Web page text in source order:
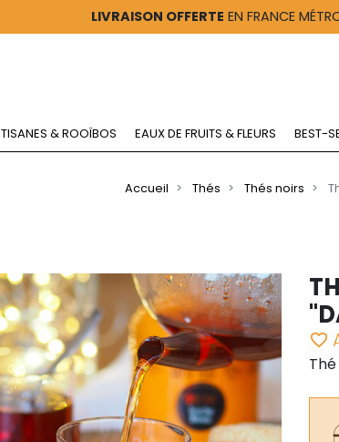
LIVRAISON OFFERTE EN FRANCE
TISANES & ROOÏBOS EAUX DE FRUITS & FLEURS BEST-
Accueil Thés Thés noirs
favorite_border